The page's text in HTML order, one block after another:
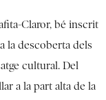
Claror, bé inscrit
la descoberta dels
cultural. Del
a la part alta de la